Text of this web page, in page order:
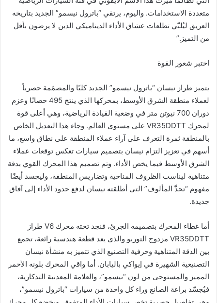
متعددة الاستخدامات. واليوم، يرتقي “باترول نيسمو” الجديد بتاريخه
العريق ليُلبّي تطلعات عشاق الأداء الديناميكي الذين لا يرضون بأقل
من التميز.”
اختبر شعور القوة
يتميز طراز نيسان “باترول نيسمو” الجديد كليًا والمصمّمة حصرياً
لعملاء منطقة الشرق الأوسط، بمحركها الذي ينتج 495 حصانًا وعزم
دوران 700 نيوتن متر في وضعية القيادة الرياضية، وهي أعلى قوة
لمحرك VR35DDTT على مستوى العالم. وجاء هذا التعديل الخاص
بالمنطقة ثمرة التعرف على آراء عملاء المنطقة على نطاق واسع، ما
أسهم في تعزيز التزام نيسان بتصميم سيارات تعكس توقعات عملاء
الشرق الأوسط فيما يخص الأداء. وتم تصميم هذا المحرك القوي بدقة
متناهية ليناسب الظروف المناخية وتضاريس المنطقة، وليجسد أيضًا
مفهوم “تحدَّ المألوف” التي أطلقته نيسان لدفع حدود الأداء إلى آفاق
جديدة.
أما غطاء المحرك بتصميمه الجرئ، فنجد تحته محرك V6 طراز
VR35DDTT مزدوج التوربو والذي يعد قطعة هندسية رائعة، تجمع
بين الدقة المتناهية وحرفية التصنيع الذي تتميز به منشأة نيسان
التصنيعية الشهيرة في إيواكي باليابان. أما واقي المحرك بلونه الأحمر
المميز والمستوحى من لون “نيسمو”، والعلامة المعدنية التذكارية،
فيُجسّد براعة الصانع وراء كل واحدة من سيارات “باترول نيسمو”،